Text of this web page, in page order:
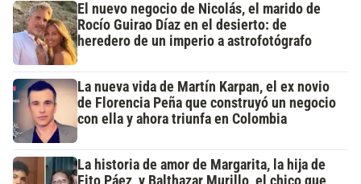
El nuevo negocio de Nicolás, el marido de
Rocío Guirao Díaz en el desierto: de
heredero de un imperio a astrofotógrafo
La nueva vida de Martín Karpan, el ex novio
de Florencia Peña que construyó un negocio
con ella y ahora triunfa en Colombia
La historia de amor de Margarita, la hija de